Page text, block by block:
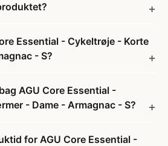
Essential - Cykeltrøje - Korte
- S?
AGU Core Essential -
- Dame - Armagnac - S?
for AGU Core Essential -